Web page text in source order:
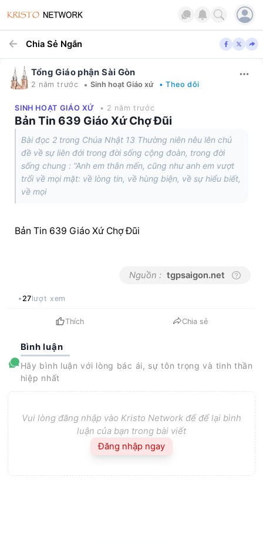
Chia Sẻ Ngắn
Tổng Giáo phận Sài Gòn
2 năm trước • Sinh hoạt Giáo xứ • Theo dõi
SINH HOẠT GIÁO XỨ • 2 năm trước
Bản Tin 639 Giáo Xứ Chợ Đũi
Bài đọc 2 trong Chúa Nhật 13 Thường niên nêu lên chủ
đề về sự liên đới trong đời sống cộng đoàn, trong đời
sống chung : “Anh em thân mến, cũng như anh em vượt
trổi về mọi mặt: về lòng tin, về hùng biện, về sự hiểu biết,
về mọi
Bản Tin 639 Giáo Xứ Chợ Đũi
Nguồn : tgpsaigon.net
27lượt xem
Thích Chia sẻ
Bình luận
Hãy bình luận với lòng bác ái, sự tôn trọng và tinh thần
hiệp nhất
Vui lòng đăng nhập vào Kristo Network để để lại bình
luận của bạn trong bài viết
Đăng nhập ngay